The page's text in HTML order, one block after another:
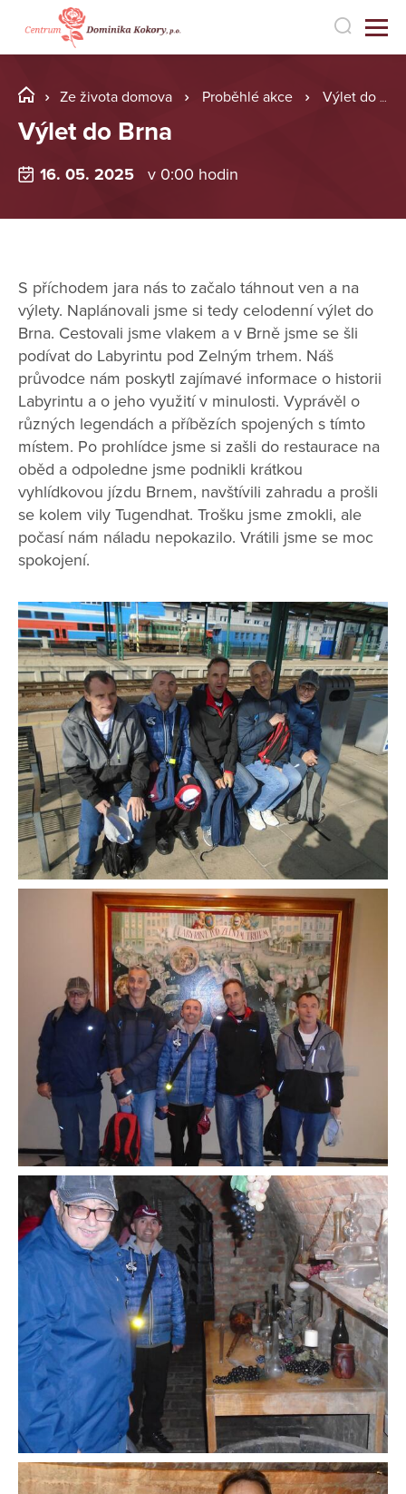
Ze života domova Proběhlé akce Výlet do Brna
Výlet do Brna
16. 05. 2025 v 0:00 hodin
S příchodem jara nás to začalo táhnout ven a na
výlety. Naplánovali jsme si tedy celodenní výlet do
Brna. Cestovali jsme vlakem a v Brně jsme se šli
podívat do Labyrintu pod Zelným trhem. Náš
průvodce nám poskytl zajímavé informace o historii
Labyrintu a o jeho využití v minulosti. Vyprávěl o
různých legendách a příbězích spojených s tímto
místem. Po prohlídce jsme si zašli do restaurace na
oběd a odpoledne jsme podnikli krátkou
vyhlídkovou jízdu Brnem, navštívili zahradu a prošli
se kolem vily Tugendhat. Trošku jsme zmokli, ale
počasí nám náladu nepokazilo. Vrátili jsme se moc
spokojení.